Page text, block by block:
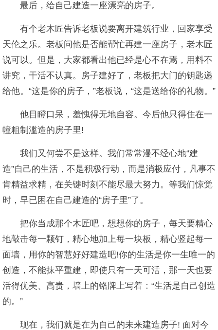
最后，给自己建造一座漂亮的房子。
有个老木匠告诉老板说要离开建筑行业，回家享受
天伦之乐。老板问他是否能帮忙再建一座房子，老木匠
说可以。但是，大家都看出他已经是心不在焉，用料不
讲究，干活不认真。房子建好了，老板把大门的钥匙递
给他。“这是你的房子，”老板说，“这是送给你的礼物。”
他目瞪口呆，羞愧得无地自容。今后他只得住在一
幢粗制滥造的房子里!
我们又何尝不是这样。我们常常漫不经心地“建
造”自己的生活，不是积极行动，而是消极应付，凡事不
肯精益求精，在关键时刻不能尽最大努力。等我们惊觉
时，早已困在自己建造的“房子里”了。
把你当成那个木匠吧，想想你的房子，每天要精心
地敲击每一颗钉，精心地加上每一块板，精心竖起每一
面墙，用你的智慧好好建造吧!你的生活是你一生唯一的
创造，不能抹平重建，即使只有一天可活，那一天也要
活得优美、高贵，墙上的铬牌上写着：“生活是自己创造
的。”
现在，我们就是在为自己的未来建造房子! 面对今